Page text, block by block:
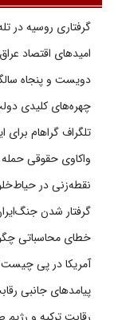
گرفتاری روسیه در
امیدهای اقتصاد عراق
دویست و پنجاه
چهره‌های کلیدی
تلگراف گراهام برای
واکاوی حقوقی حمله
نقطه‌زنی در
گرفتار شدن
خطای محاسباتی
آمریکا در پی
پیامدهای جانبی